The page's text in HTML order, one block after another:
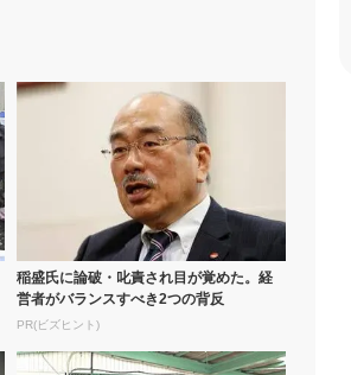
稲盛氏に論破・叱責され目が覚めた。経
営者がバランスすべき2つの背反
PR(ビズヒント)